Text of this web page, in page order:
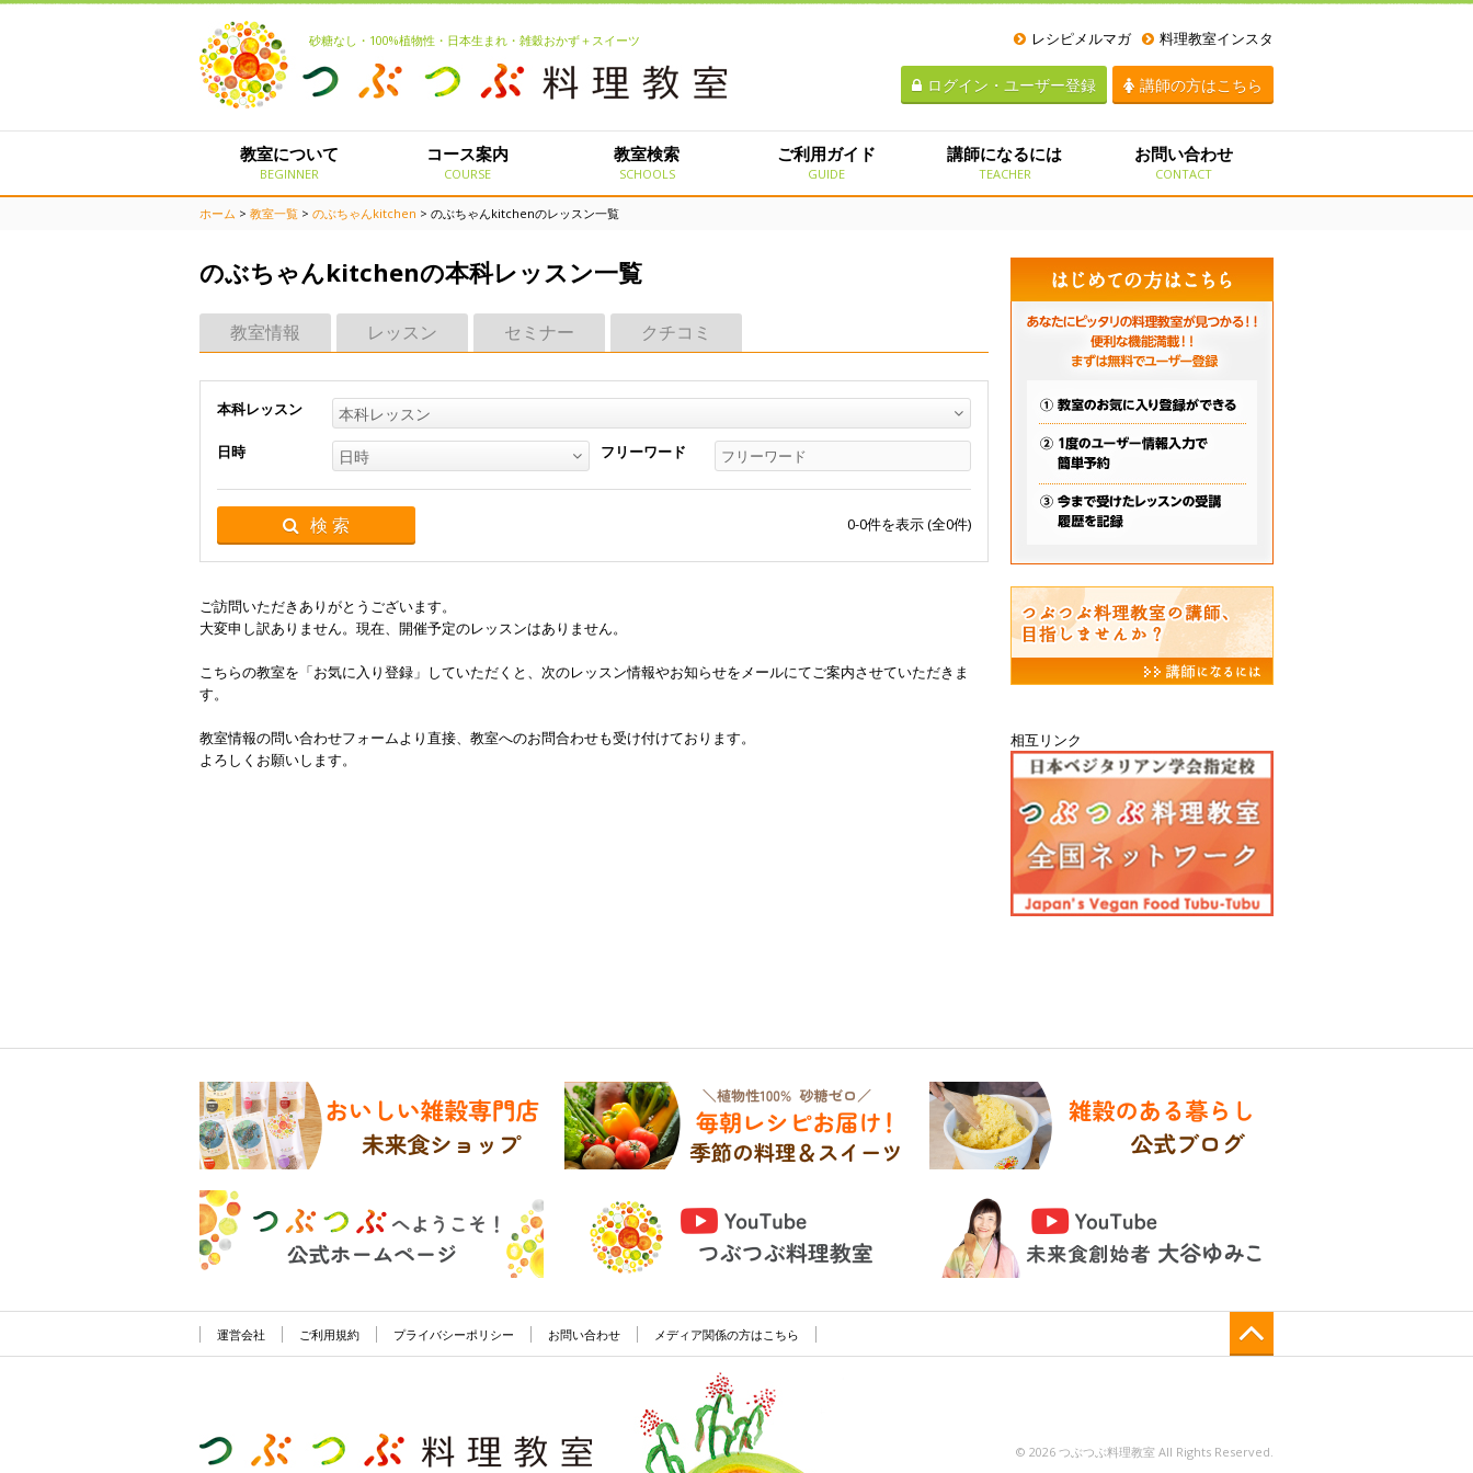
砂糖なし・100%植物性・日本生まれ・雑穀おかず＋スイーツ レシピメルマガ 料理教室インスタ
ログイン・ユーザー登録 講師の方はこちら
教室について
BEGINNER
コース案内
COURSE
教室検索
SCHOOLS
ご利用ガイド
GUIDE
講師になるには
TEACHER
お問い合わせ
CONTACT
ホーム > 教室一覧 > のぶちゃんkitchen > のぶちゃんkitchenのレッスン一覧
のぶちゃんkitchenの本科レッスン一覧
教室情報 レッスン セミナー クチコミ
本科レッスン 本科レッスン
日時 日時 フリーワード
検 索 0-0件を表示 (全0件)
ご訪問いただきありがとうございます。
大変申し訳ありません。現在、開催予定のレッスンはありません。
こちらの教室を「お気に入り登録」していただくと、次のレッスン情報やお知らせをメールにてご案内させていただきま
す。
教室情報の問い合わせフォームより直接、教室へのお問合わせも受け付けております。
よろしくお願いします。
相互リンク
運営会社 ご利用規約 プライバシーポリシー お問い合わせ メディア関係の方はこちら
© 2026 つぶつぶ料理教室 All Rights Reserved.